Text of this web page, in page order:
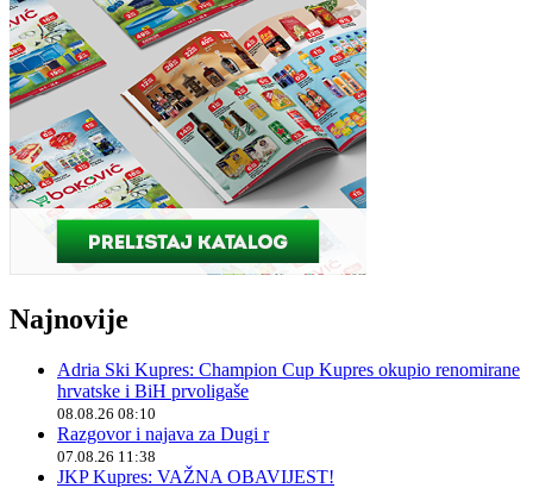
Najnovije
Adria Ski Kupres: Champion Cup Kupres okupio renomirane
hrvatske i BiH prvoligaše
08.08.26 08:10
Razgovor i najava za Dugi r
07.08.26 11:38
JKP Kupres: VAŽNA OBAVIJEST!